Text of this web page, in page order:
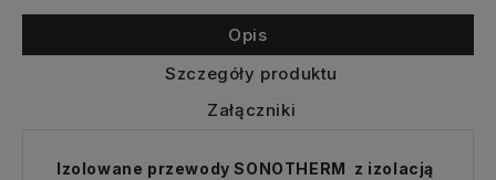
Opis
Szczegóły produktu
Załączniki
Izolowane przewody SONOTHERM z izolacją